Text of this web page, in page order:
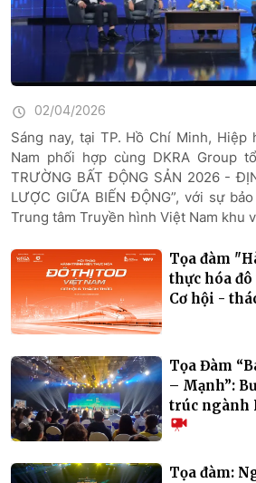
02/04/2026
Sáng nay, tại TP. Hồ Chí Minh, Hiệp
Nam phối hợp cùng DKRA Group
TRƯỜNG BẤT ĐỘNG SẢN 2026 -
LƯỢC GIỮA BIẾN ĐỘNG”, với sự
Trung tâm Truyền hình Việt Nam khu
Tọa đàm
thực hóa
Cơ hội -
Tọa Đàm
– Mạnh”:
trúc ngành
Tọa đàm: